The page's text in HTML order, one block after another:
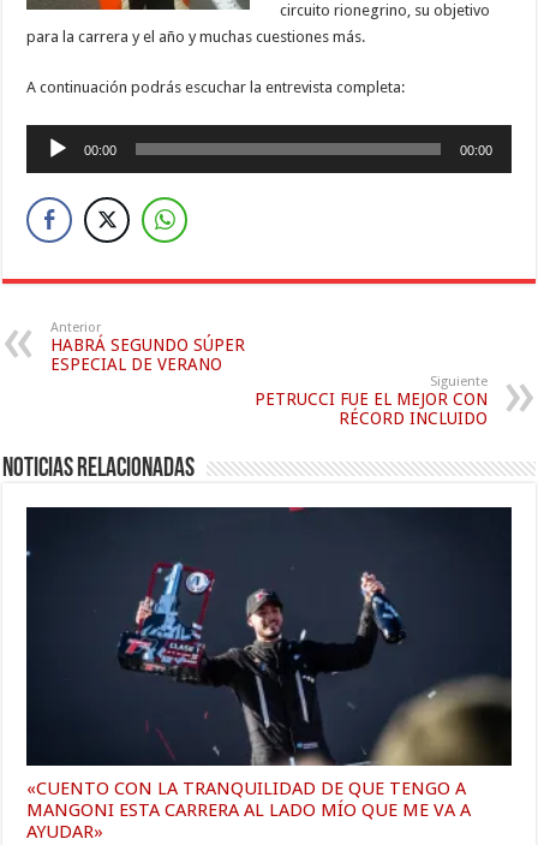
circuito rionegrino, su objetivo
para la carrera y el año y muchas cuestiones más.
A continuación podrás escuchar la entrevista completa:
Reproductor
00:00 00:00
Anterior
HABRÁ SEGUNDO SÚPER
ESPECIAL DE VERANO
Siguiente
PETRUCCI FUE EL MEJOR CON
RÉCORD INCLUIDO
Noticias relacionadas
«CUENTO CON LA TRANQUILIDAD DE QUE TENGO A
MANGONI ESTA CARRERA AL LADO MÍO QUE ME VA A
AYUDAR»